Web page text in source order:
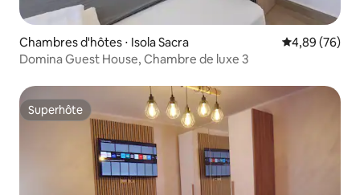
Chambres d'hôtes ⋅ Isola Sacra Évaluation
4,89 (76)
Domina Guest House, Chambre de luxe 3
Superhôte
Superhôte